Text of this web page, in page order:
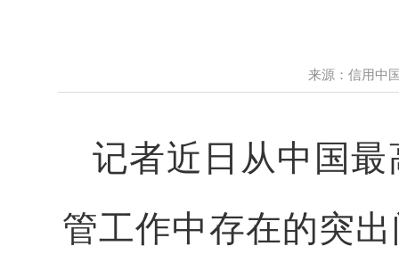
来源： 信用中
记者近日从中国
管工作中存在的突